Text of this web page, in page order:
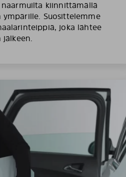
kiinnittämällä
Suosittelemme
joka lähtee
jälkeen.